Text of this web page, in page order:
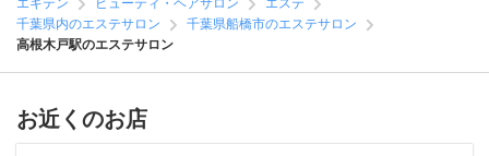
エキテン ビューティ・ヘアサロン
エステ
千葉県内のエステサロン
千葉県船橋市のエステサロン
高根木戸駅のエステサロン
お近くのお店